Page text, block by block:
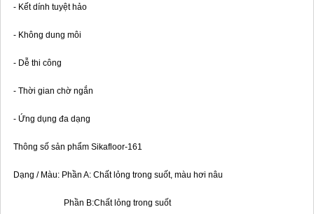
- Kết dính tuyệt hảo
- Không dung môi
- Dễ thi công
- Thời gian chờ ngắn
- Ứng dụng đa dạng
Thông số sản phẩm Sikafloor-161
Dạng / Màu: Phần A: Chất lỏng trong suốt, màu hơi nâu
Phần B:Chất lỏng trong suốt